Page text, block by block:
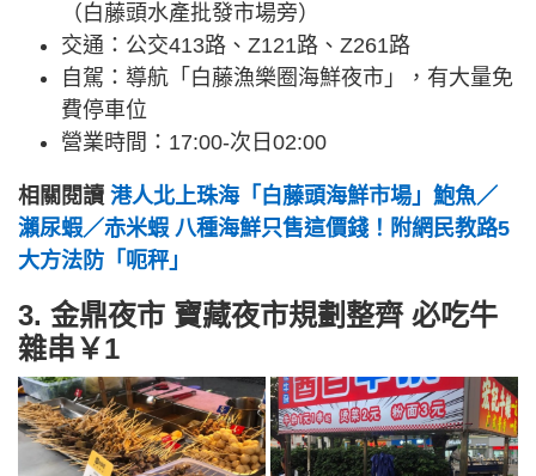
（白藤頭水產批發市場旁）
交通：公交413路、Z121路、Z261路
自駕：導航「白藤漁樂圈海鮮夜市」，有大量免
費停車位
營業時間：17:00-次日02:00
相關閱讀 港人北上珠海「白藤頭海鮮市場」鮑魚／
瀨尿蝦／赤米蝦 八種海鮮只售這價錢！附網民教路5
大方法防「呃秤」
3. 金鼎夜市 寶藏夜市規劃整齊 必吃牛
雜串￥1